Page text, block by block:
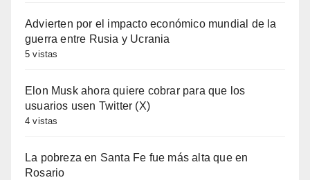
Advierten por el impacto económico mundial de la
guerra entre Rusia y Ucrania
5 vistas
Elon Musk ahora quiere cobrar para que los
usuarios usen Twitter (X)
4 vistas
La pobreza en Santa Fe fue más alta que en
Rosario